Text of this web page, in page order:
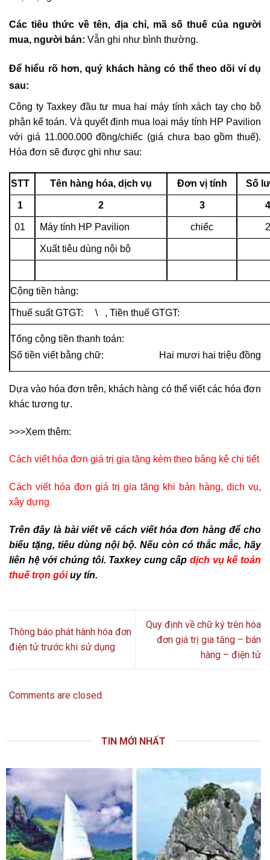
Các tiêu thức về tên, địa chỉ, mã số thuế của người
mua, người bán: Vẫn ghi như bình thường.
Để hiểu rõ hơn, quý khách hàng có thể theo dõi ví dụ
sau:
Công ty Taxkey đầu tư mua hai máy tính xách tay cho bộ
phận kế toán. Và quyết định mua loại máy tính HP Pavilion
với giá 11.000.000 đồng/chiếc (giá chưa bao gồm thuế).
Hóa đơn sẽ được ghi như sau:
STT Tên hàng hóa, dịch vụ Đơn vị tính Số
1 2 3 4
01 Máy tính HP Pavilion chiếc 2
Xuất tiêu dùng nội bộ
Cộng tiền hàng:
Thuế suất GTGT: \ , Tiền
Tổng cộng tiền thanh
Số tiền viết bằng chữ: Hai mươi hai triệu đồng
Dựa vào hóa đơn trên, khách hàng có thể viết các hóa đơn
khác tương tự.
>>>Xem thêm:
Cách viết hóa đơn giá trị gia tăng kèm theo bảng kê chi tiết
Cách viết hóa đơn giá trị gia tăng khi bán hàng, dịch vụ,
xây dựng
Trên đây là bài viết về cách viết hóa đơn hàng để cho
biếu tặng, tiêu dùng nội bộ. Nếu còn có thắc mắc, hãy
liên hệ với chúng tôi. Taxkey cung cấpdịch vụ kế toán
thuế trọn góiuy tín.
Thông báo phát hành hóa đơn
điện tử trước khi sử dụng
Quy định về chữ ký trên hóa
đơn giá trị gia tăng – bán
hàng – điện tử
Comments are closed.
TIN MỚI NHẤT